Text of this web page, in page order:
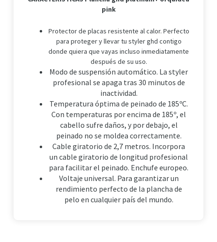
pink
Protector de placas resistente al calor. Perfecto
para proteger y llevar tu styler ghd contigo
donde quiera que vayas incluso inmediatamente
después de su uso.
Modo de suspensión automático. La styler
profesional se apaga tras 30 minutos de
inactividad.
Temperatura óptima de peinado de 185ºC.
Con temperaturas por encima de 185º, el
cabello sufre daños, y por debajo, el
peinado no se moldea correctamente.
Cable giratorio de 2,7 metros. Incorpora
un cable giratorio de longitud profesional
para facilitar el peinado. Enchufe europeo.
Voltaje universal. Para garantizar un
rendimiento perfecto de la plancha de
pelo en cualquier país del mundo.